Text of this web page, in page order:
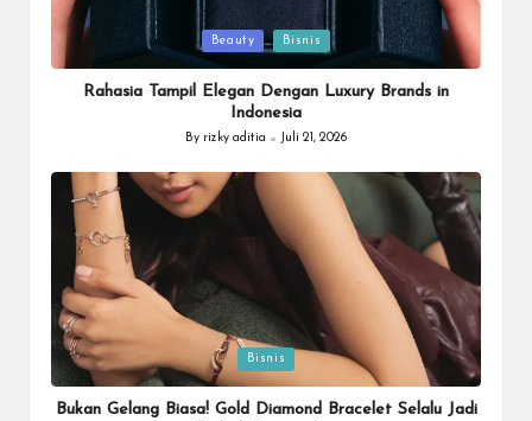
in
Beauty Bisnis
Rahasia Tampil Elegan Dengan Luxury Brands in
Indonesia
Posted
By rizky aditia Juli 21, 2026
Posted
in
Bisnis
Bukan Gelang Biasa! Gold Diamond Bracelet Selalu Jadi